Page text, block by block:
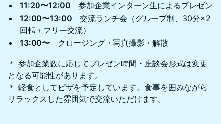
11:20〜12:00 参加企業インターン生によるプレゼン
12:00〜13:00 交流ランチ会（グループ制、30分×2
回転＋フリー交流）
13:00〜 クロージング・写真撮影・解散
＊ 参加企業数に応じてプレゼン時間・座談会形式は変更
となる可能性があります。
＊ 軽食としてピザを予定しています。食事を囲みながら
リラックスした雰囲気で交流いただけます。